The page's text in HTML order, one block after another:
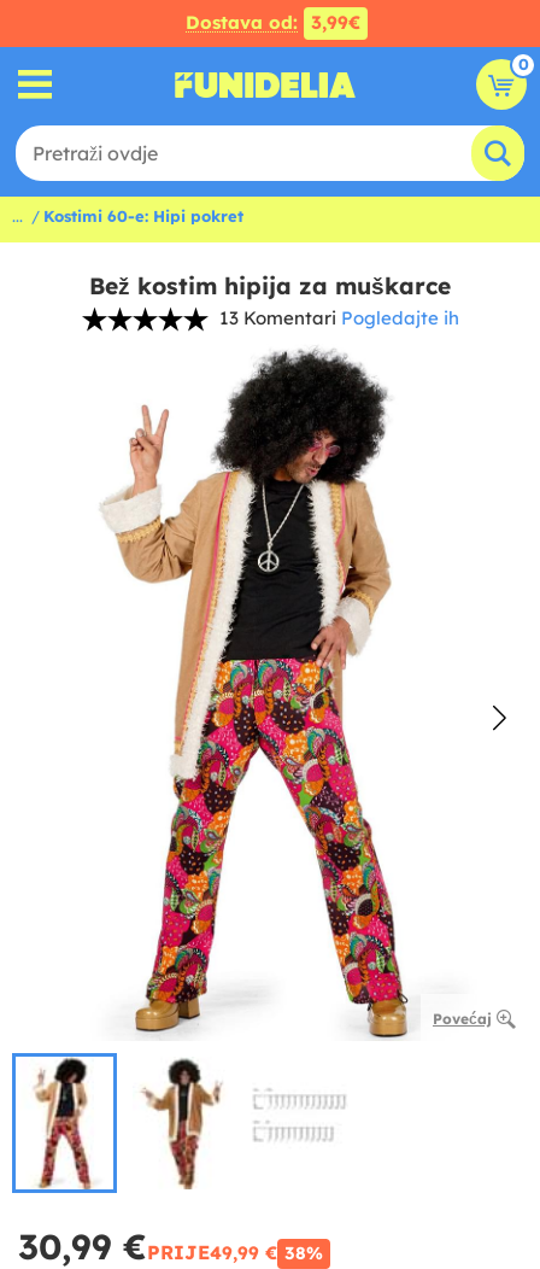
Dostava od: 3,99€
0
... Kostimi 60-e: Hipi pokret
Bež kostim hipija za muškarce
13 Komentari Pogledajte ih
Povećaj
30,99 €PRIJE49,99 € 38%